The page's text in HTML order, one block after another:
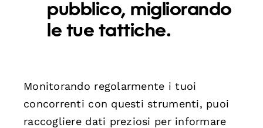
pubblico, migliorando
le tue tattiche.
Monitorando regolarmente i tuoi
concorrenti con questi strumenti, puoi
raccogliere dati preziosi per informare